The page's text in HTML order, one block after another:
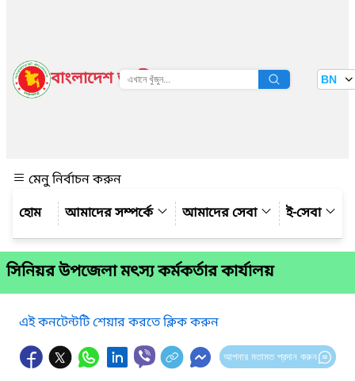
বাংলাদেশ জাতীয় তথ্য বাতায়ন BN
মেনু নির্বাচন করুন
আমাদের সম্পর্কে
আমাদের সেবা ই-সেবা
সিনিয়র উপজেলা মৎস্য কর্মকর্তার কার্যালয়
এই কনটেন্টটি শেয়ার করতে ক্লিক করুন
আপনার মতামত প্রদান করুন